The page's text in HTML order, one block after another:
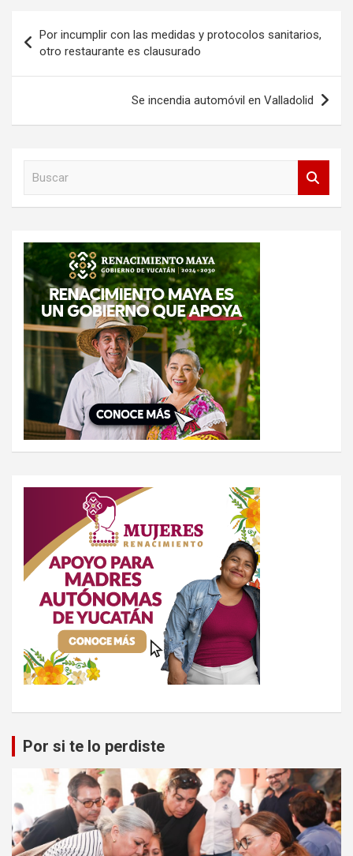
de
entradas
Por incumplir con las medidas y protocolos sanitarios,
otro restaurante es clausurado
Se incendia automóvil en Valladolid
r
Por si te lo perdiste